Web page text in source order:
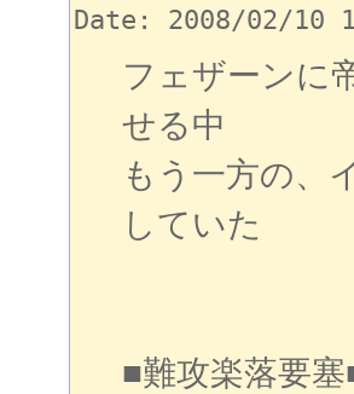
Date: 2008/02/10
フェザーンに
せる中
もう一方の、
していた
■難攻楽落要塞